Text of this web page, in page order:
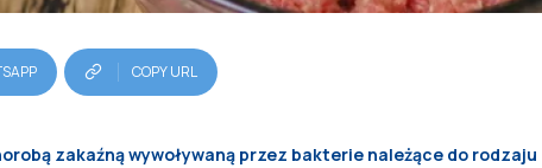
COPY URL
zakaźną wywoływaną przez bakterie należące do rodzaju